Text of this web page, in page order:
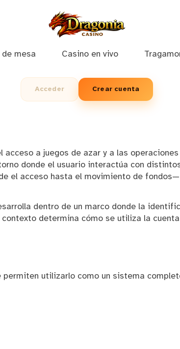
mesa Casino en vivo
Acceder Crear cuenta
a juegos de azar y a las
donde el usuario interactúa con
el acceso hasta el movimiento de
dentro de un marco donde la
determina cómo se utiliza la
utilizarlo como un sistema